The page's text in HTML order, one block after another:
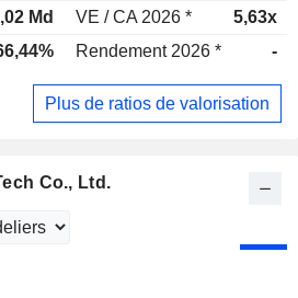
Md VE / CA 2026 *
5,63x
Rendement 2026 * -
Plus de ratios de valorisation
Co., Ltd.